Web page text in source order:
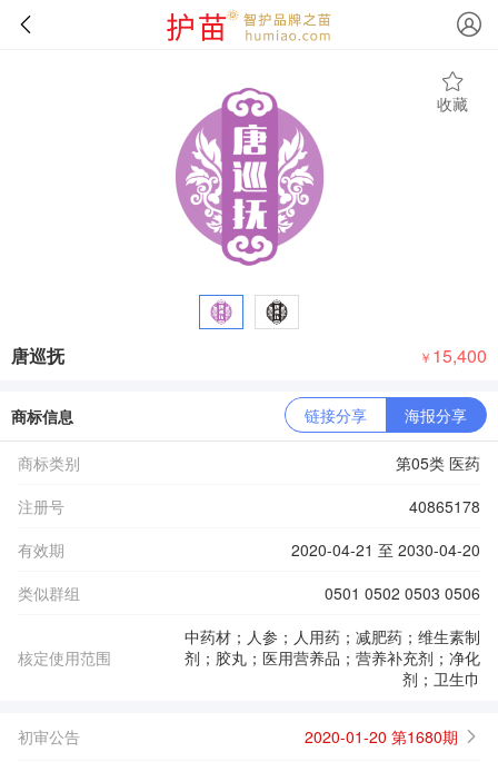
收藏
唐巡抚 ￥ 15,400
商标信息 链接分享 海报分享
商标类别
第05类 医药
注册号
40865178
有效期
2020-04-21 至 2030-04-20
类似群组
0501 0502 0503 0506
核定使用范围
中药材；人参；人用药；减肥药；维生素制
剂；胶丸；医用营养品；营养补充剂；净化
剂；卫生巾
初审公告 2020-01-20 第1680期